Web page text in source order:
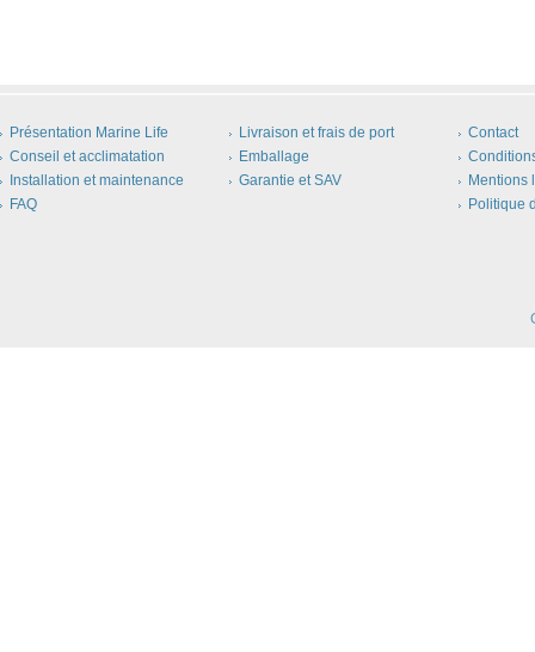
Présentation Marine Life
Conseil et acclimatation
Installation et maintenance
FAQ
Livraison et frais de port
Emballage
Garantie et SAV
Contact
Mentions
Politique